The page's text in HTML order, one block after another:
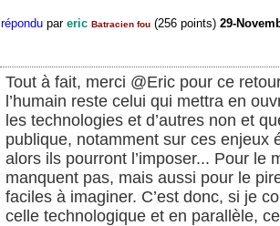
répondu par eric Batracien fou (256 points) 29-
Tout à fait, merci @Eric pour ce
l’humain reste celui qui mettra en
les technologies et d’autres non et
publique, notamment sur ces enjeux
alors ils pourront l’imposer... Pour le
manquent pas, mais aussi pour le
faciles à imaginer. C’est donc, si je
celle technologique et en parallèle,